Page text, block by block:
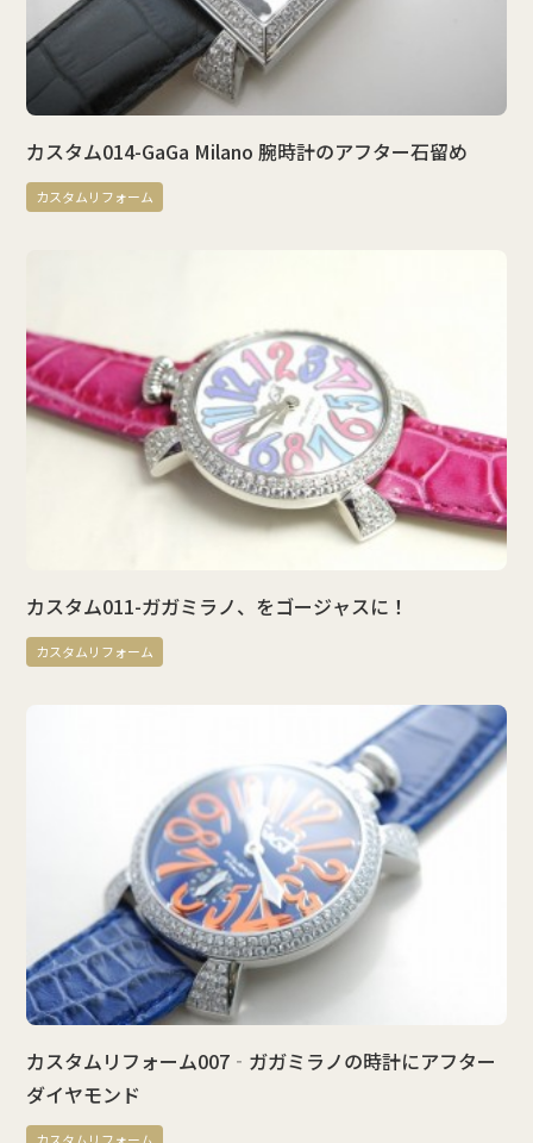
カスタム014-GaGa Milano 腕時計のアフター石留め
カスタムリフォーム
カスタム011-ガガミラノ、をゴージャスに！
カスタムリフォーム
カスタムリフォーム007‐ガガミラノの時計にアフター
ダイヤモンド
カスタムリフォーム